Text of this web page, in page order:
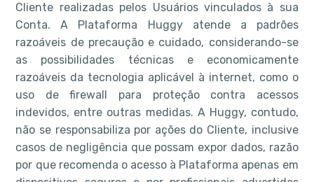
Cliente realizadas pelos Usuários vinculados à sua
Conta. A Plataforma Huggy atende a padrões
razoáveis de precaução e cuidado, considerando-se
as possibilidades técnicas e economicamente
razoáveis da tecnologia aplicável à internet, como o
uso de firewall para proteção contra acessos
indevidos, entre outras medidas. A Huggy, contudo,
não se responsabiliza por ações do Cliente, inclusive
casos de negligência que possam expor dados, razão
por que recomenda o acesso à Plataforma apenas em